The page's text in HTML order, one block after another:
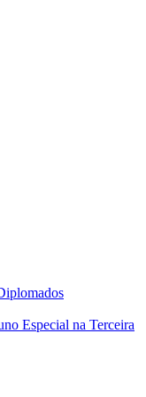
Especial na Terceira